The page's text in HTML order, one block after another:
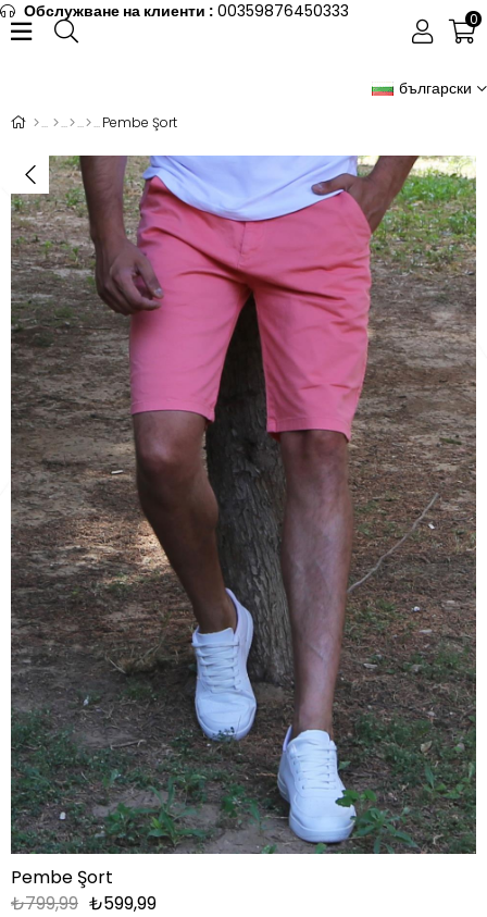
Обслужване на клиенти : 00359876450333
български
0
Pembe Şort
Pembe Şort
₺799,99 ₺599,99